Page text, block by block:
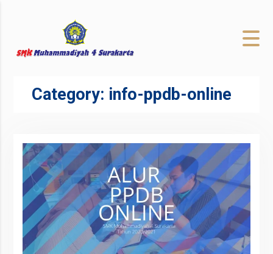
Category: info-ppdb-online